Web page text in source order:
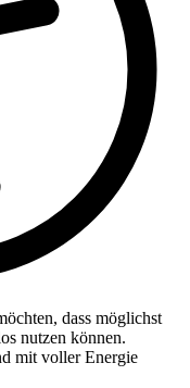
dass möglichst
nutzen können.
mit voller Energie